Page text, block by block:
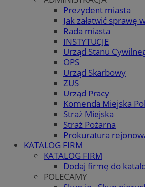
Prezydent miasta
Jak załatwić sprawę
Rada miasta
INSTYTUCJE
Urząd Stanu
OPS
Urząd Skarbowy
ZUS
Urząd Pracy
Komenda Miejska
Straż Miejska
Straż Pożarna
Prokuratura
KATALOG FIRM
KATALOG FIRM
Dodaj firmę do
POLECAMY